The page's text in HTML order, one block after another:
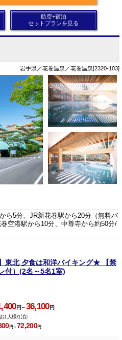
航空+宿泊
セットプランを見る
岩手県／花巻温泉／花巻温泉[2320-103]
ら5分、JR新花巻駅から20分（無料バ
空港駅から10分、中尊寺から約50分/
東北 夕食は和洋バイキング★ 【禁
付）(2名～5名1室)
円～36,100円
1人様/1泊）
円～72,200円